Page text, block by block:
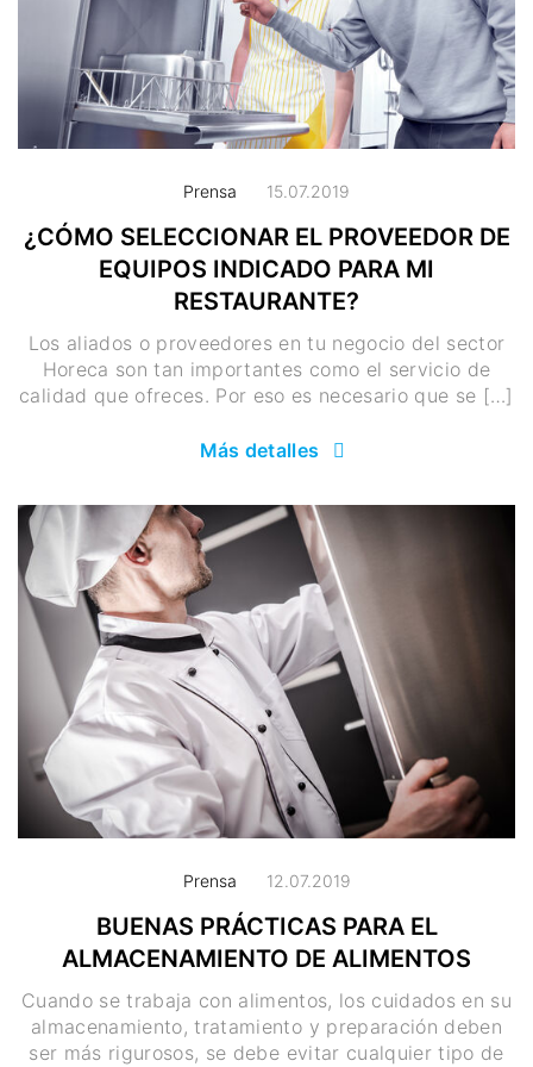
Prensa 15.07.2019
¿CÓMO SELECCIONAR EL PROVEEDOR DE
EQUIPOS INDICADO PARA MI
RESTAURANTE?
Los aliados o proveedores en tu negocio del sector
Horeca son tan importantes como el servicio de
calidad que ofreces. Por eso es necesario que se […]
Más detalles
Prensa 12.07.2019
BUENAS PRÁCTICAS PARA EL
ALMACENAMIENTO DE ALIMENTOS
Cuando se trabaja con alimentos, los cuidados en su
almacenamiento, tratamiento y preparación deben
ser más rigurosos, se debe evitar cualquier tipo de